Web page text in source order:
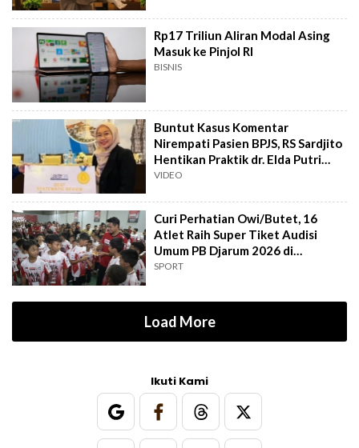
Rp17 Triliun Aliran Modal Asing
Masuk ke Pinjol RI
BISNIS
Buntut Kasus Komentar
Nirempati Pasien BPJS, RS Sardjito
Hentikan Praktik dr. Elda Putri
Rahard
VIDEO
Curi Perhatian Owi/Butet, 16
Atlet Raih Super Tiket Audisi
Umum PB Djarum 2026 di
Makassar
SPORT
Load More
Ikuti Kami